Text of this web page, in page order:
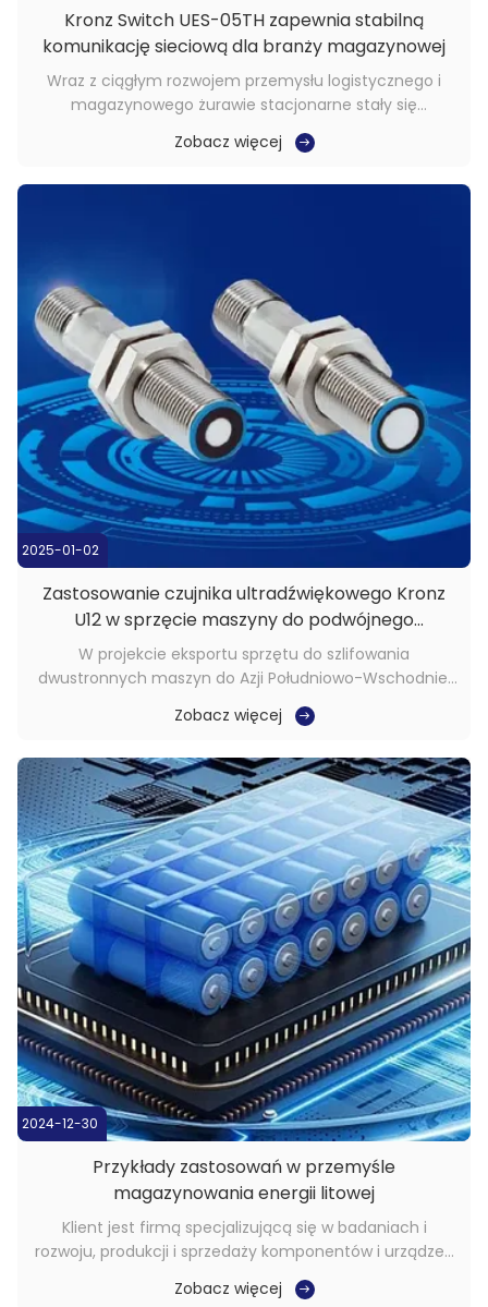
Kronz Switch UES-05TH zapewnia stabilną
komunikację sieciową dla branży magazynowej
Wraz z ciągłym rozwojem przemysłu logistycznego i
magazynowego żurawie stacjonarne stały się
niezbędnym i ważnym sprzętem.Wyroby stackowe
mogą realizować zautomatyzowane operacje
Zobacz więcej
2025-01-02
Zastosowanie czujnika ultradźwiękowego Kronz
U12 w sprzęcie maszyny do podwójnego
szlifowania
W projekcie eksportu sprzętu do szlifowania
dwustronnych maszyn do Azji Południowo-Wschodniej
klient napotkał problem:ze względu na zaangażowanie
wielu źródeł zakłóceń, takich jak silniki i serwo w
całkowicie osłonięte, co spowodowało niestabilną ...
Zobacz więcej
2024-12-30
Przykłady zastosowań w przemyśle
magazynowania energii litowej
Klient jest firmą specjalizującą się w badaniach i
rozwoju, produkcji i sprzedaży komponentów i urządzeń
do magazynowania energii w bateriach, takich jak
baterie litowe, ogniwa paliwowe wodorowe,i
Zobacz więcej